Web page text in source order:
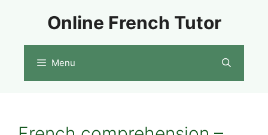
Online French Tutor
Menu